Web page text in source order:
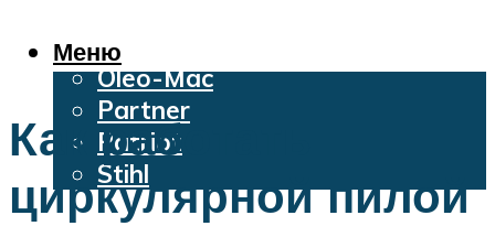
Makita
Oleo-Mac
Partner
Patriot
Stihl
Бензопилы
Меню
Как работать
циркулярной пилой